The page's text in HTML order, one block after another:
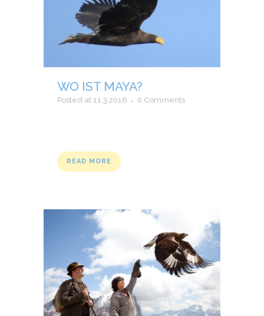
WO IST MAYA?
Posted at 11.3.2016 0 Comments
READ MORE